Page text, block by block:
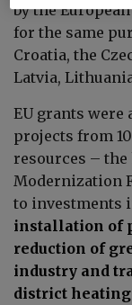
by the
for the same
Croatia, the
Latvia,
EU grants were
projects from
resources –
Modernization
to investments
installation of
reduction of
industry and
district